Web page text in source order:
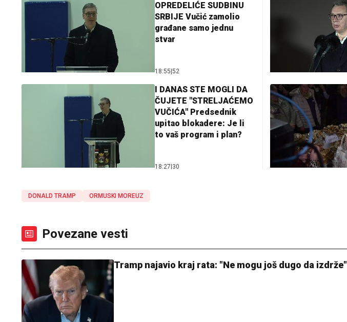
OPREDELIĆE SUDBINU
SRBIJE Vučić zamolio
građane samo jednu
stvar
18:55 52
I DANAS STE MOGLI DA
ČUJETE "STRELJAĆEMO
VUČIĆA" Predsednik
upitao blokadere: Je li
to vaš program i plan?
18:27 30
DONALD TRAMP ORMUSKI MOREUZ
Povezane vesti
Tramp najavio kraj rata: "Ne mogu još dugo da izdrže"